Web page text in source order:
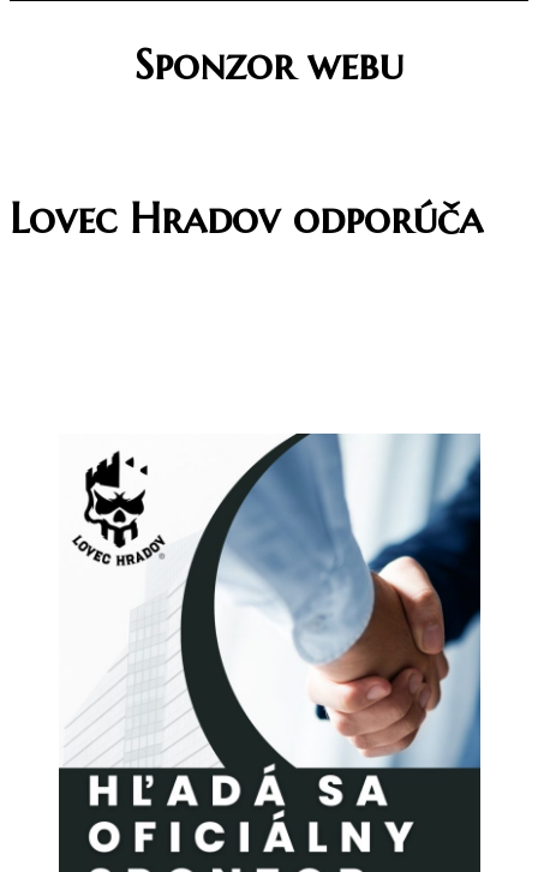
Sponzor webu
Lovec Hradov odporúča